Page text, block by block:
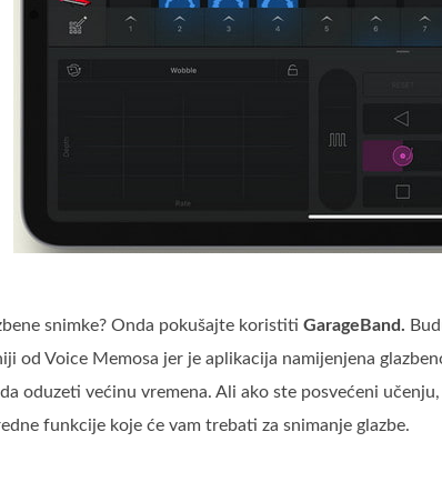
snimke? Onda pokušajte koristiti GarageBand.
od Voice Memosa jer je aplikacija namijenjena
oduzeti većinu vremena. Ali ako ste posvećeni
funkcije koje će vam trebati za snimanje glazbe.